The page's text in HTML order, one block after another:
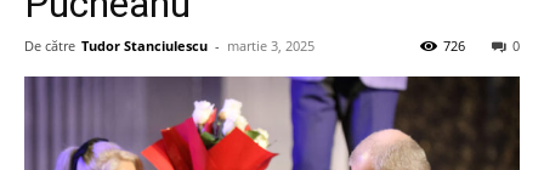
De către Tudor Stanciulescu - martie 3, 2025 0
726